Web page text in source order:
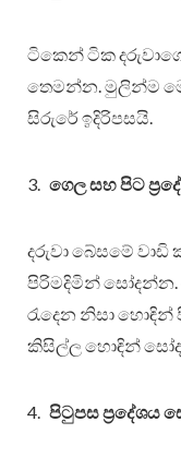
ටිකෙන් ටික
තෙමන්න. මුලින්ම
සිරුරේ ඉදිරිපසයි.
ගෙල සහ පිට
දරුවා බේසමේ වාඩි
පිරිමදිමින් සෝදන්න.
රැදෙන නිසා හොඳින්
කිසිල්ල හොඳින්
පිටුපස ප්‍රදේශය